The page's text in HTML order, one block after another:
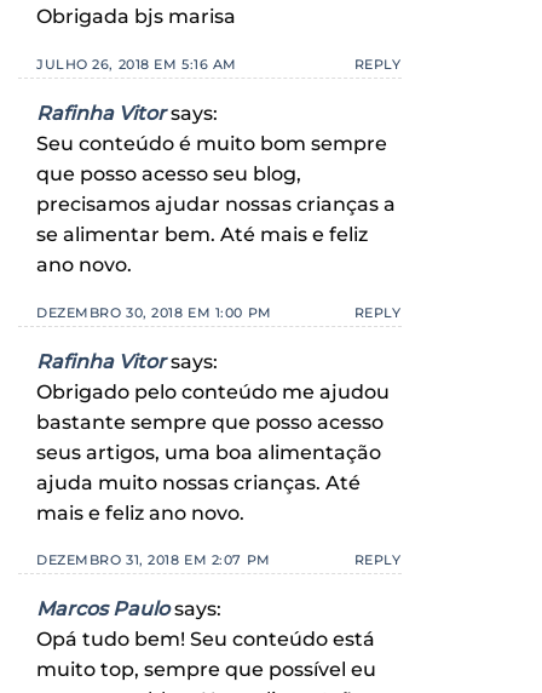
Obrigada bjs marisa
JULHO 26, 2018 EM 5:16 AM REPLY
Rafinha Vitor says:
Seu conteúdo é muito bom sempre
que posso acesso seu blog,
precisamos ajudar nossas crianças a
se alimentar bem. Até mais e feliz
ano novo.
DEZEMBRO 30, 2018 EM 1:00 PM REPLY
Rafinha Vitor says:
Obrigado pelo conteúdo me ajudou
bastante sempre que posso acesso
seus artigos, uma boa alimentação
ajuda muito nossas crianças. Até
mais e feliz ano novo.
DEZEMBRO 31, 2018 EM 2:07 PM REPLY
Marcos Paulo says:
Opá tudo bem! Seu conteúdo está
muito top, sempre que possível eu